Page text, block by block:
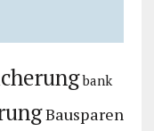
bank
Bausparen